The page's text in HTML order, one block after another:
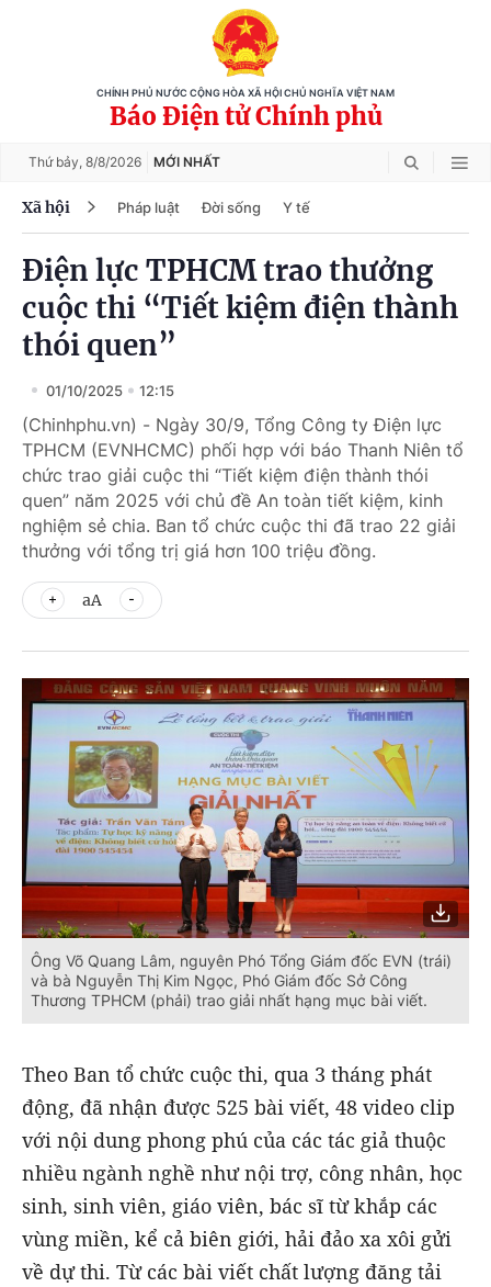
CHÍNH PHỦ NƯỚC CỘNG HÒA XÃ HỘI CHỦ NGHĨA VIỆT NAM
Báo Điện tử Chính phủ
Thứ bảy, 8/8/2026 MỚI NHẤT
Xã hội Pháp luật Đời sống Y tế
Điện lực TPHCM trao thưởng
cuộc thi “Tiết kiệm điện thành
thói quen”
01/10/2025 12:15
(Chinhphu.vn) - Ngày 30/9, Tổng Công ty Điện lực
TPHCM (EVNHCMC) phối hợp với báo Thanh Niên tổ
chức trao giải cuộc thi “Tiết kiệm điện thành thói
quen” năm 2025 với chủ đề An toàn tiết kiệm, kinh
nghiệm sẻ chia. Ban tổ chức cuộc thi đã trao 22 giải
thưởng với tổng trị giá hơn 100 triệu đồng.
aA
Ông Võ Quang Lâm, nguyên Phó Tổng Giám đốc EVN (trái)
và bà Nguyễn Thị Kim Ngọc, Phó Giám đốc Sở Công
Thương TPHCM (phải) trao giải nhất hạng mục bài viết.
Theo Ban tổ chức cuộc thi, qua 3 tháng phát
động, đã nhận được 525 bài viết, 48 video clip
với nội dung phong phú của các tác giả thuộc
nhiều ngành nghề như nội trợ, công nhân, học
sinh, sinh viên, giáo viên, bác sĩ từ khắp các
vùng miền, kể cả biên giới, hải đảo xa xôi gửi
về dự thi. Từ các bài viết chất lượng đăng tải